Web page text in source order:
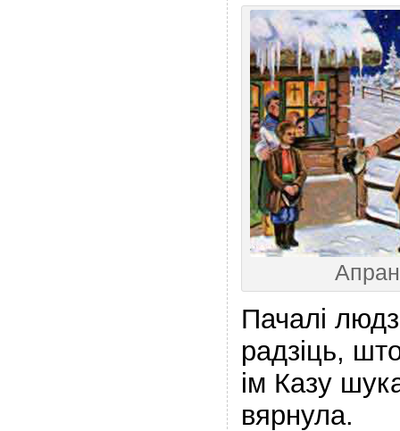
Пачалі
радзіць,
ім Казу
вярнула.